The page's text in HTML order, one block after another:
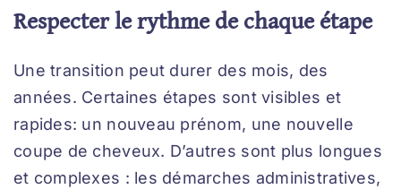
Respecter le rythme de chaque étape
Une transition peut durer des mois, des
années. Certaines étapes sont visibles et
rapides: un nouveau prénom, une nouvelle
coupe de cheveux. D’autres sont plus longues
et complexes : les démarches administratives,